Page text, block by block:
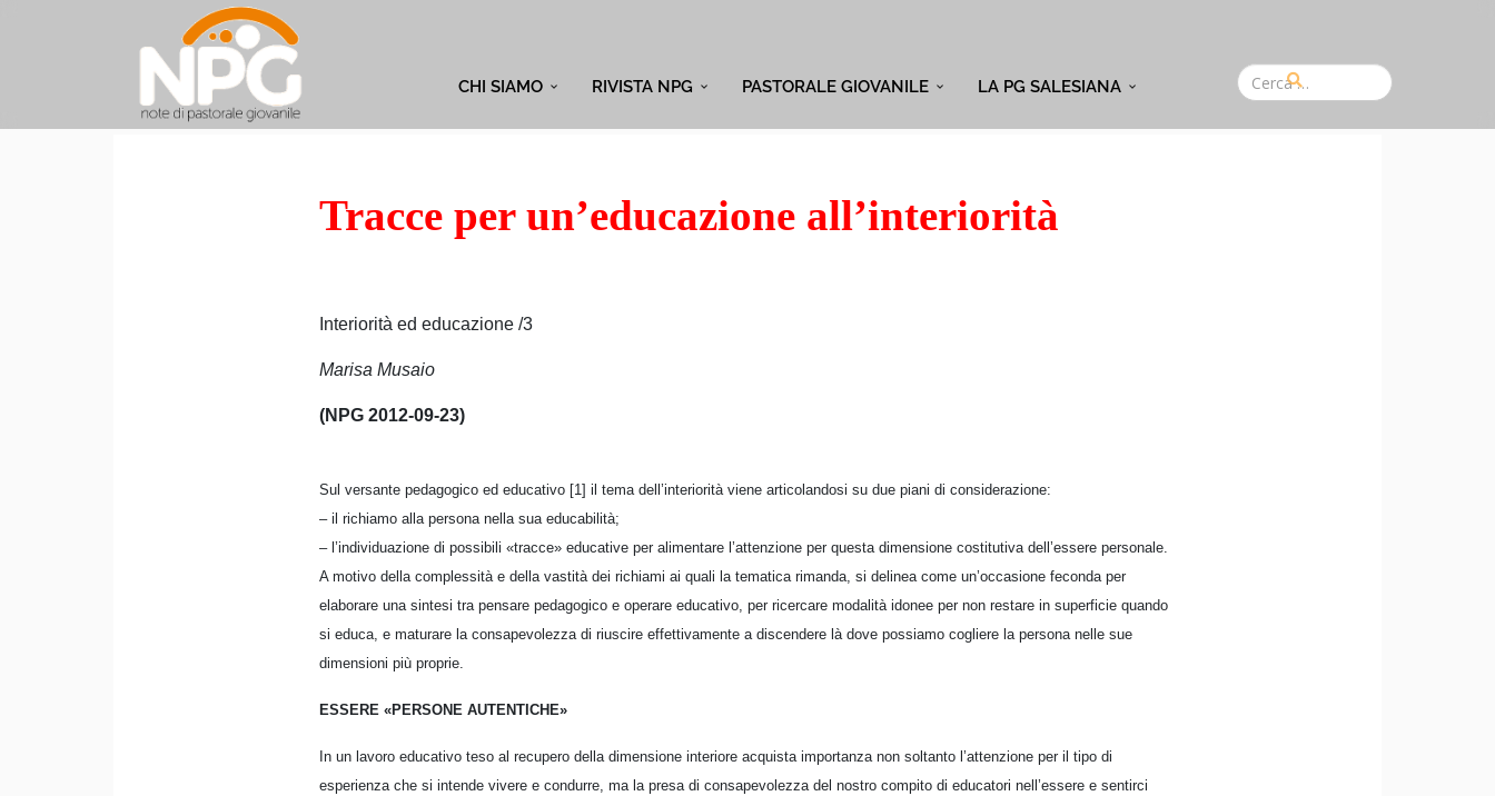
CHI SIAMO RIVISTA NPG PASTORALE GIOVANILE LA PG SALESIANA
Tracce per un’educazione all’interiorità
Interiorità ed educazione /3
Marisa Musaio
(NPG 2012-09-23)
Sul versante pedagogico ed educativo [1] il tema dell’interiorità viene articolandosi su due piani di considerazione:
– il richiamo alla persona nella sua educabilità;
– l’individuazione di possibili «tracce» educative per alimentare l’attenzione per questa dimensione costitutiva dell’essere personale.
A motivo della complessità e della vastità dei richiami ai quali la tematica rimanda, si delinea come un’occasione feconda per
elaborare una sintesi tra pensare pedagogico e operare educativo, per ricercare modalità idonee per non restare in superficie quando
si educa, e maturare la consapevolezza di riuscire effettivamente a discendere là dove possiamo cogliere la persona nelle sue
dimensioni più proprie.
ESSERE «PERSONE AUTENTICHE»
In un lavoro educativo teso al recupero della dimensione interiore acquista importanza non soltanto l’attenzione per il tipo di
esperienza che si intende vivere e condurre, ma la presa di consapevolezza del nostro compito di educatori nell’essere e sentirci